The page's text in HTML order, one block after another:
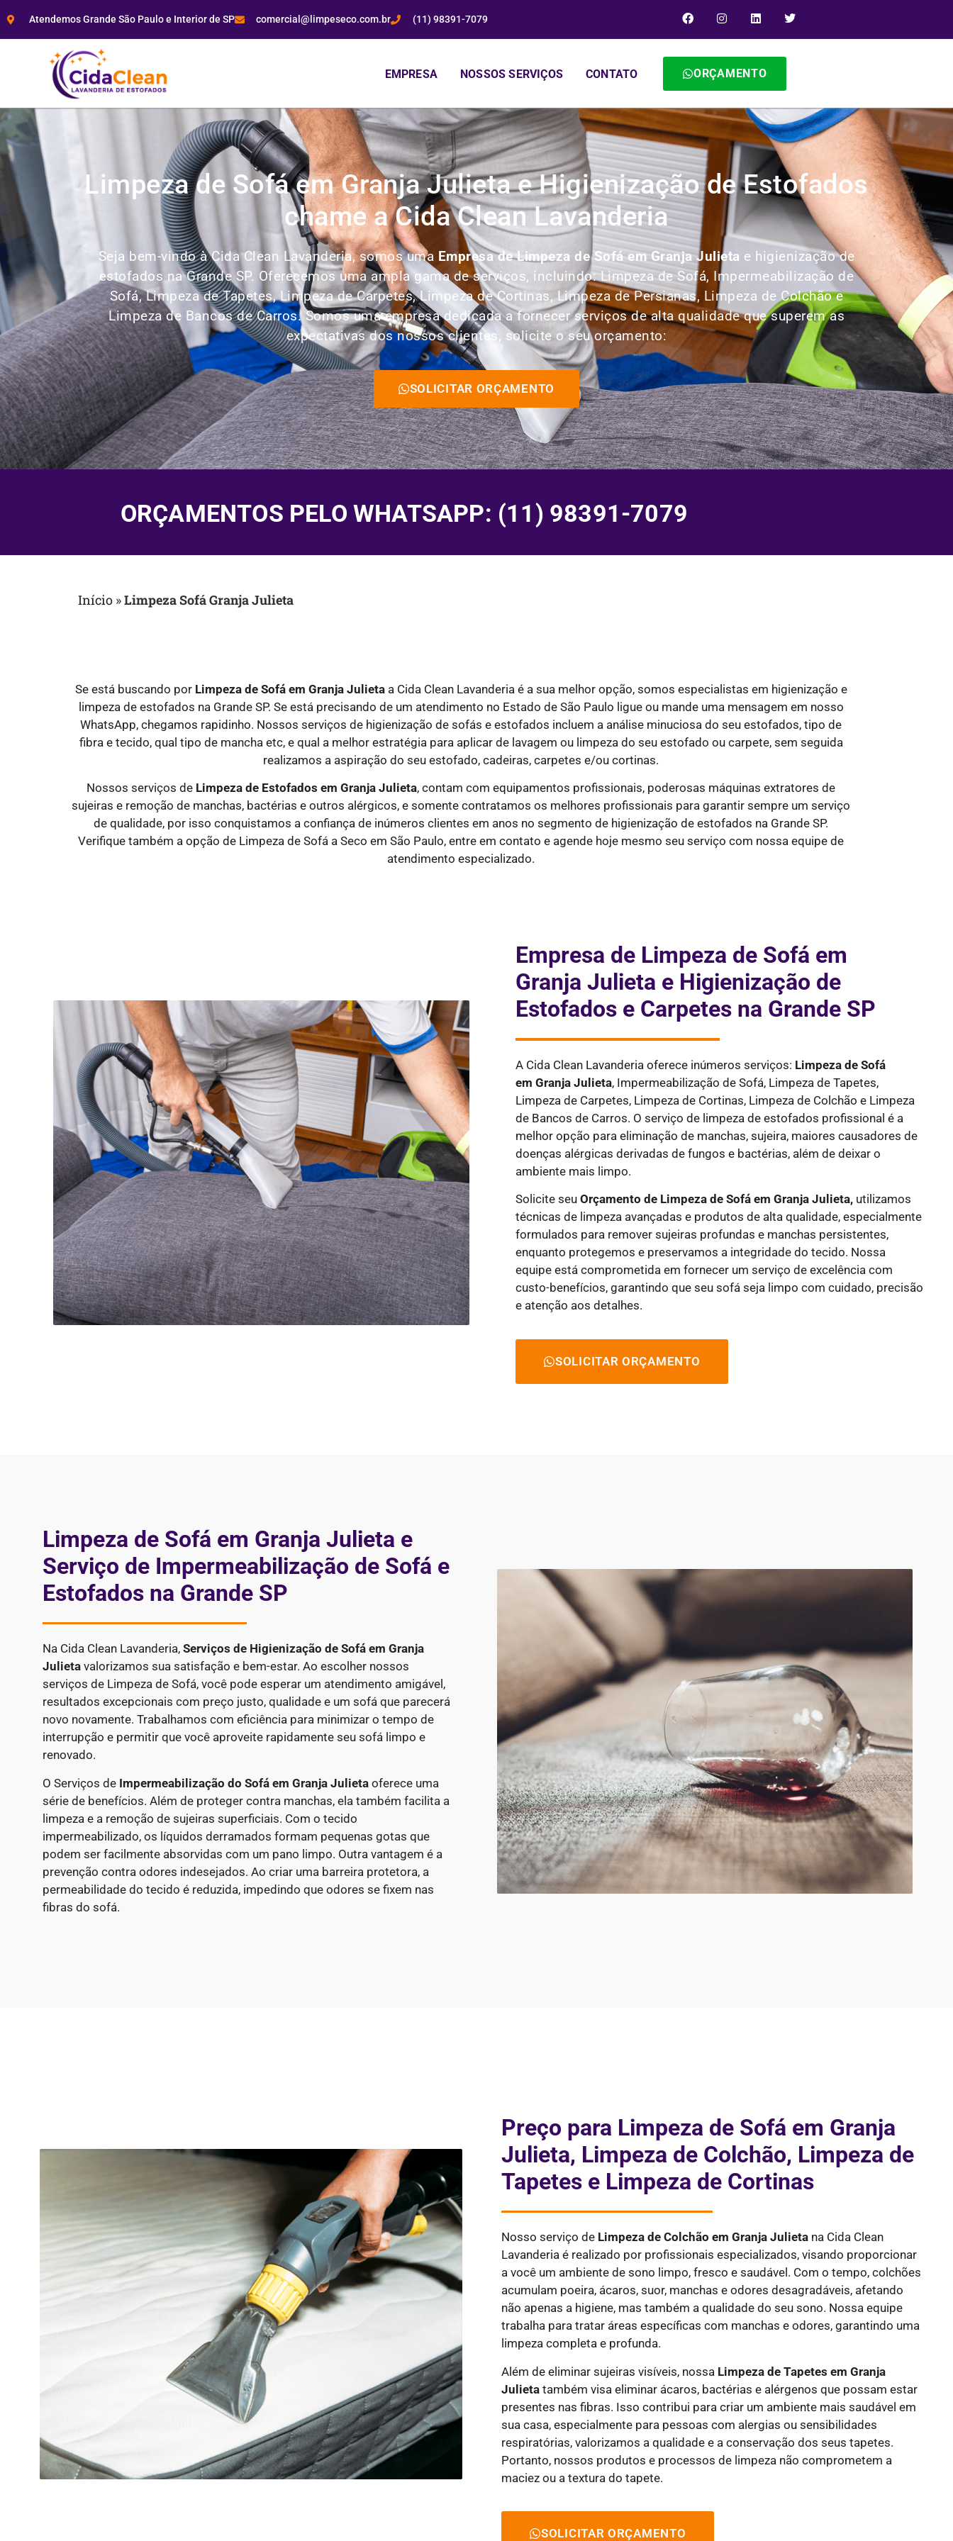
Atendemos Grande São Paulo e Interior de SP comercial@limpeseco.com.br (11) 98391-7079
EMPRESA NOSSOS SERVIÇOS CONTATO ORÇAMENTO
Limpeza de Sofá em Granja Julieta e Higienização de Estofados
chame a Cida Clean Lavanderia
Seja bem-vindo à Cida Clean Lavanderia, somos uma Empresa de Limpeza de Sofá em Granja Julieta e higienização de
estofados na Grande SP. Oferecemos uma ampla gama de serviços, incluindo:Limpeza de Sofá, Impermeabilização de
Sofá, Limpeza de Tapetes, Limpeza de Carpetes, Limpeza de Cortinas, Limpeza de Persianas, Limpeza de Colchão e
Limpeza de Bancos de Carros. Somos uma empresa dedicada a fornecer serviços de alta qualidade que superem as
expectativas dos nossos clientes, solicite o seu orçamento:
SOLICITAR ORÇAMENTO
ORÇAMENTOS PELO WHATSAPP: (11) 98391-7079
Início »Limpeza Sofá Granja Julieta
Se está buscando por Limpeza de Sofá em Granja Julietaa Cida Clean Lavanderia é a sua melhor opção, somos especialistas em higienização e
limpeza de estofados na Grande SP. Se está precisando de um atendimento no Estado de São Paulo ligue ou mande uma mensagem em nosso
WhatsApp, chegamos rapidinho. Nossos serviços de higienização de sofás e estofados incluem a análise minuciosa do seu estofados, tipo de
fibra e tecido, qual tipo de mancha etc, e qual a melhor estratégia para aplicar de lavagem ou limpeza do seu estofado ou carpete, sem seguida
realizamos a aspiração do seu estofado, cadeiras, carpetes e/ou cortinas.
Nossos serviços de Limpeza de Estofados em Granja Julieta, contam com equipamentos profissionais, poderosas máquinas extratores de
sujeiras e remoção de manchas, bactérias e outros alérgicos, e somente contratamos os melhores profissionais para garantir sempre um serviço
de qualidade, por isso conquistamos a confiança de inúmeros clientes em anos no segmento de higienização de estofados na Grande SP.
Verifique também a opção de Limpeza de Sofá a Seco em São Paulo, entre em contato e agende hoje mesmo seu serviço com nossa equipe de
atendimento especializado.
Empresa de Limpeza de Sofá em
Granja Julieta e Higienização de
Estofados e Carpetes na Grande SP
A Cida Clean Lavanderia oferece inúmeros serviços: Limpeza de Sofá
emGranja Julieta, Impermeabilização de Sofá, Limpeza de Tapetes,
Limpeza de Carpetes, Limpeza de Cortinas, Limpeza de Colchão e Limpeza
de Bancos de Carros. O serviço de limpeza de estofados profissional é a
melhor opção para eliminação de manchas, sujeira, maiores causadores de
doenças alérgicas derivadas de fungos e bactérias, além de deixar o
ambiente mais limpo.
Solicite seuOrçamento de Limpeza de Sofá em Granja Julieta, utilizamos
técnicas de limpeza avançadas e produtos de alta qualidade, especialmente
formulados para remover sujeiras profundas e manchas persistentes,
enquanto protegemos e preservamos a integridade do tecido. Nossa
equipe está comprometida em fornecer um serviço de excelência com
custo-benefícios, garantindo que seu sofá seja limpo com cuidado, precisão
e atenção aos detalhes.
SOLICITAR ORÇAMENTO
Limpeza de Sofá em Granja Julieta e
Serviço de Impermeabilização de Sofá e
Estofados na Grande SP
Na Cida Clean Lavanderia, Serviços de Higienização de Sofá em Granja
Julieta valorizamos sua satisfação e bem-estar. Ao escolher nossos
serviços de Limpeza de Sofá, você pode esperar um atendimento amigável,
resultados excepcionais com preço justo, qualidade e um sofá que parecerá
novo novamente. Trabalhamos com eficiência para minimizar o tempo de
interrupção e permitir que você aproveite rapidamente seu sofá limpo e
renovado.
O Serviços de Impermeabilização do Sofá em Granja Julieta oferece uma
série de benefícios. Além de proteger contra manchas, ela também facilita a
limpeza e a remoção de sujeiras superficiais. Com o tecido
impermeabilizado, os líquidos derramados formam pequenas gotas que
podem ser facilmente absorvidas com um pano limpo. Outra vantagem é a
prevenção contra odores indesejados. Ao criar uma barreira protetora, a
permeabilidade do tecido é reduzida, impedindo que odores se fixem nas
fibras do sofá.
Preço para Limpeza de Sofá em Granja
Julieta, Limpeza de Colchão, Limpeza de
Tapetes e Limpeza de Cortinas
Nosso serviço de Limpeza de Colchão em Granja Julieta na Cida Clean
Lavanderia é realizado por profissionais especializados, visando proporcionar
a você um ambiente de sono limpo, fresco e saudável. Com o tempo, colchões
acumulam poeira, ácaros, suor, manchas e odores desagradáveis, afetando
não apenas a higiene, mas também a qualidade do seu sono. Nossa equipe
trabalha para tratar áreas específicas com manchas e odores, garantindo uma
limpeza completa e profunda.
Além de eliminar sujeiras visíveis, nossa Limpeza de Tapetes em Granja
Julieta também visa eliminar ácaros, bactérias e alérgenos que possam estar
presentes nas fibras. Isso contribui para criar um ambiente mais saudável em
sua casa, especialmente para pessoas com alergias ou sensibilidades
respiratórias, valorizamos a qualidade e a conservação dos seus tapetes.
Portanto, nossos produtos e processos de limpeza não comprometem a
maciez ou a textura do tapete.
SOLICITAR ORÇAMENTO